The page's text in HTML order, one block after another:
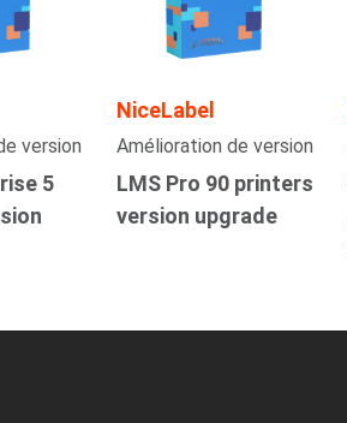
version
5
NiceLabel
Amélioration de version
LMS Pro 90 printers
version upgrade